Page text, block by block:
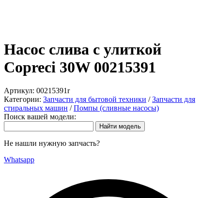
Насос слива с улиткой
Copreci 30W 00215391
Артикул: 00215391r
Категории: Запчасти для бытовой техники /Запчасти для
стиральных машин /Помпы (сливные насосы)
Поиск вашей модели:
Не нашли нужную запчасть?
Whatsapp